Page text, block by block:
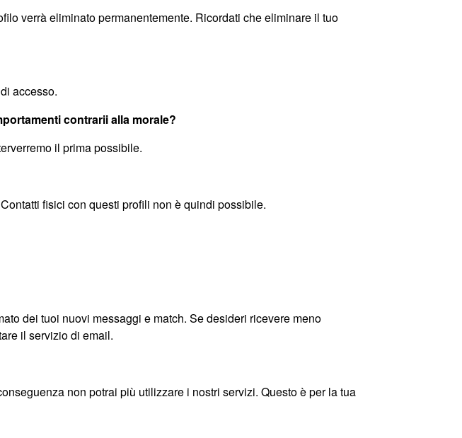
verrà eliminato permanentemente. Ricordati che eliminare il tuo
accesso.
contrarii alla morale?
il prima possibile.
fisici con questi profili non è quindi possibile.
dei tuoi nuovi messaggi e match. Se desideri ricevere meno
il servizio di email.
non potrai più utilizzare i nostri servizi. Questo è per la tua